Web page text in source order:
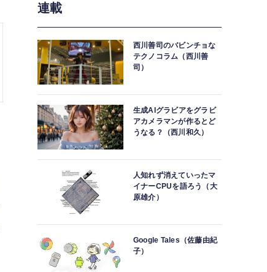
連載
西川善司のバビンチョな
テクノコラム（西川善
司）
生成AIグラビアをグラビ
アカメラマンが作るとど
うなる？（西川和久）
人知れず消えていったマ
イナーCPUを語ろう（大
原雄介）
Google Tales（佐藤由紀
子）